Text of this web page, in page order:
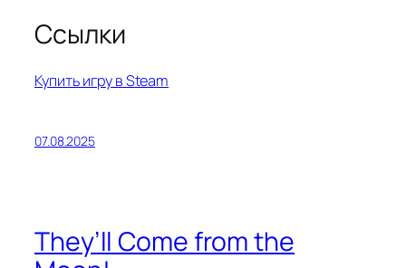
Ссылки
Купить игру в Steam
07.08.2025
They’ll Come from the